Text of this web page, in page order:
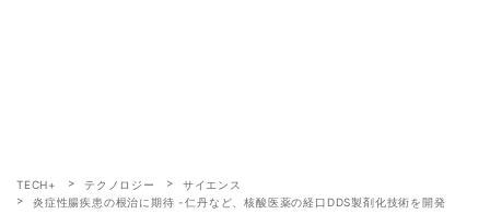
TECH+ テクノロジー
サイエンス
炎症性腸疾患の根治に期待 -仁丹など、核酸医薬の経口DDS製剤化技術を開発